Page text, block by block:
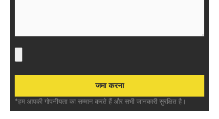
*हम आपकी गोपनीयता का सम्मान करते हैं और सभी जानकारी सुरक्षित है।